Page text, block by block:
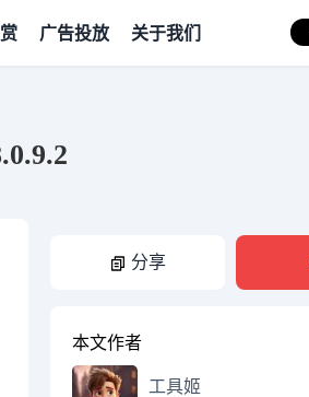
广告投放 关于我们
分享
本文作者
工具姬